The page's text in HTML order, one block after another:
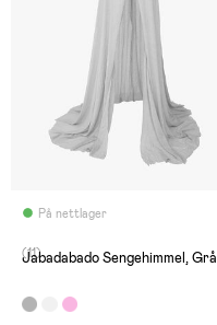
På nettlager
(11)
Jabadabado Sengehimmel, Grå